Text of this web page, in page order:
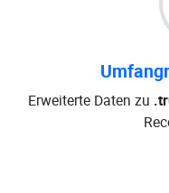
Erweiterte Daten zu